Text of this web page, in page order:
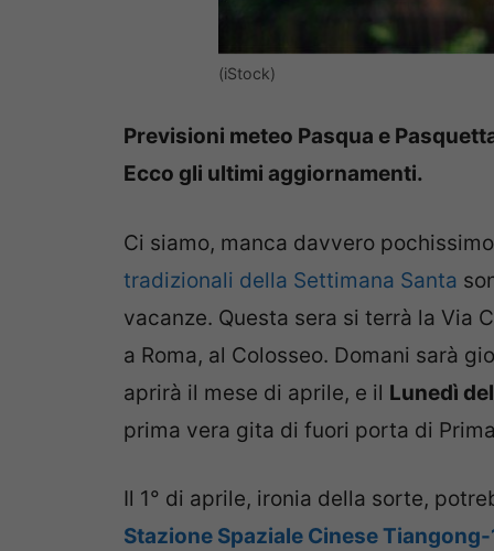
(iStock)
Previsioni meteo Pasqua e
Ecco gli ultimi aggiornamenti.
Ci siamo, manca davvero
tradizionali della Settimana Santa
vacanze. Questa sera si terrà la Via
a Roma, al Colosseo. Domani sarà
aprirà il mese di aprile, e il Lunedì
prima vera gita di fuori porta di
Il 1° di aprile, ironia della sorte,
Stazione Spaziale Cinese Tiangong-